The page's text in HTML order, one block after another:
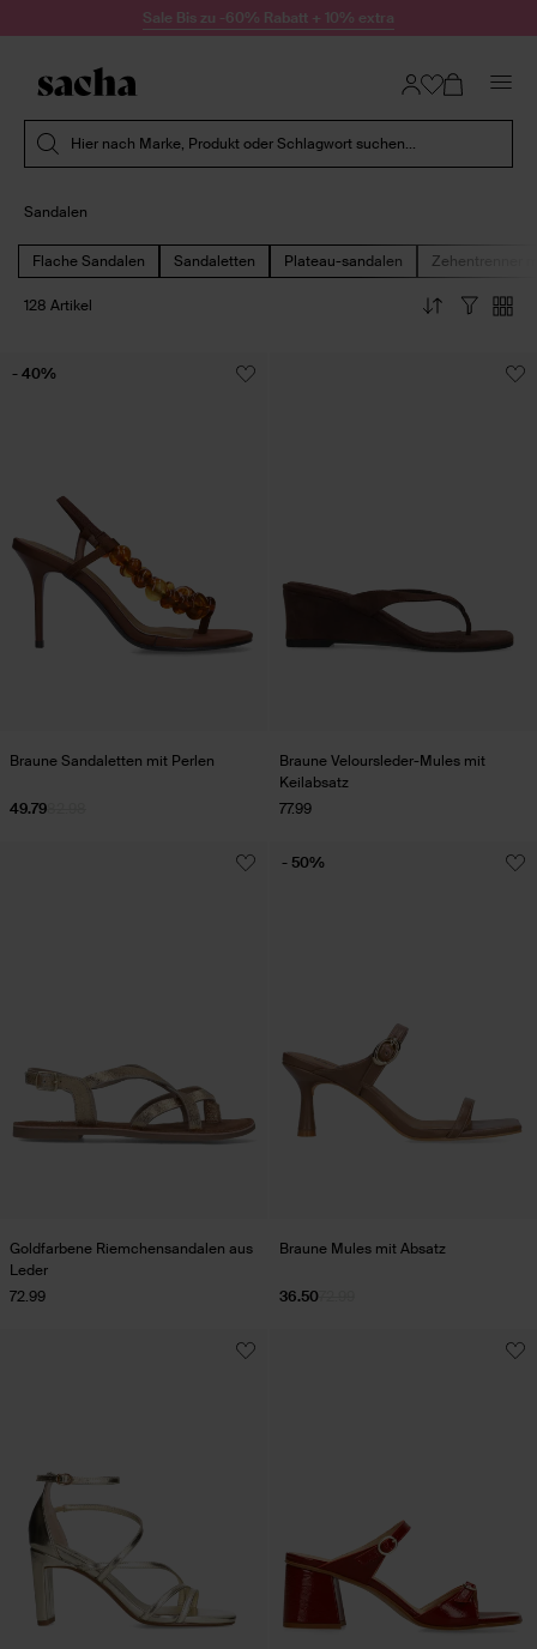
Zum Inhalt springenSale Bis zu -60% Rabatt + 10% extra
Hier nach Marke, Produkt oder Schlagwort suchen...
Sandalen
Flache Sandalen Sandaletten Plateau-sandalen Zehentrenner
128 Artikel
Braune Sandaletten mit Perlen
49.79
- 40%
Braune Veloursleder-Mules mit
Keilabsatz
77.99
Goldfarbene Riemchensandalen aus
Leder
72.99
Braune Mules mit Absatz
36.50
- 50%